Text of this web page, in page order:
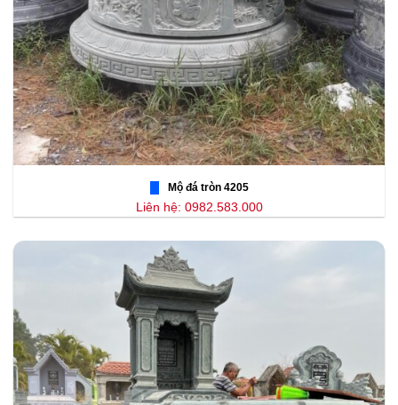
Mộ đá tròn 4205
Liên hệ: 0982.583.000